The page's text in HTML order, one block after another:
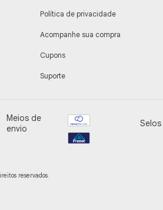
Política de privacidade
Acompanhe sua compra
Cupons
Suporte
Meios de
envio
reservados.